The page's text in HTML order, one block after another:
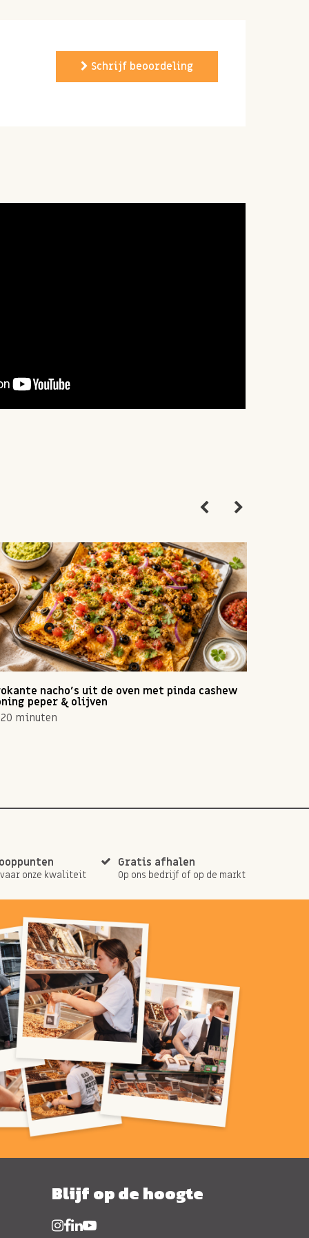
Schrijf beoordeling
nacho's uit de oven met pinda cashew
peper & olijven
20 minuten
onze kwaliteit
Gratis afhalen
Op ons bedrijf of op de markt
Blijf op de hoogte